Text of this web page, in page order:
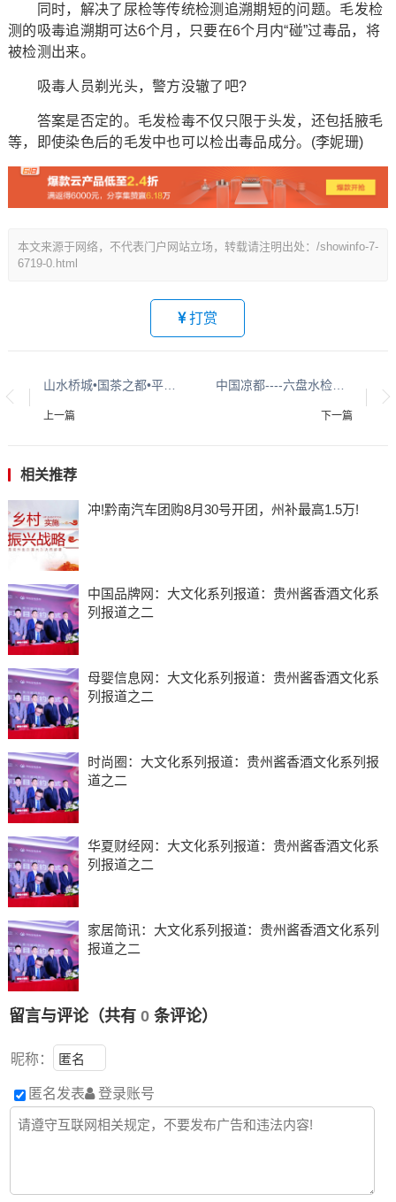
同时，解决了尿检等传统检测追溯期短的问题。毛发检
测的吸毒追溯期可达6个月，只要在6个月内“碰”过毒品，将
被检测出来。
吸毒人员剃光头，警方没辙了吧?
答案是否定的。毛发检毒不仅只限于头发，还包括腋毛
等，即使染色后的毛发中也可以检出毒品成分。(李妮珊)
本文来源于网络，不代表门户网站立场，转载请注明出处：/showinfo-7-
6719-0.html
打赏
山水桥城•国茶之都•平安都匀系列报道之二百五十六
上一篇
中国凉都----六盘水检察人系列报道之五十七
下一篇
相关推荐
冲!黔南汽车团购8月30号开团，州补最高1.5万!
中国品牌网：大文化系列报道：贵州酱香酒文化系
列报道之二
母婴信息网：大文化系列报道：贵州酱香酒文化系
列报道之二
时尚圈：大文化系列报道：贵州酱香酒文化系列报
道之二
华夏财经网：大文化系列报道：贵州酱香酒文化系
列报道之二
家居简讯：大文化系列报道：贵州酱香酒文化系列
报道之二
留言与评论（共有 0条评论）
昵称：
匿名发表 登录账号